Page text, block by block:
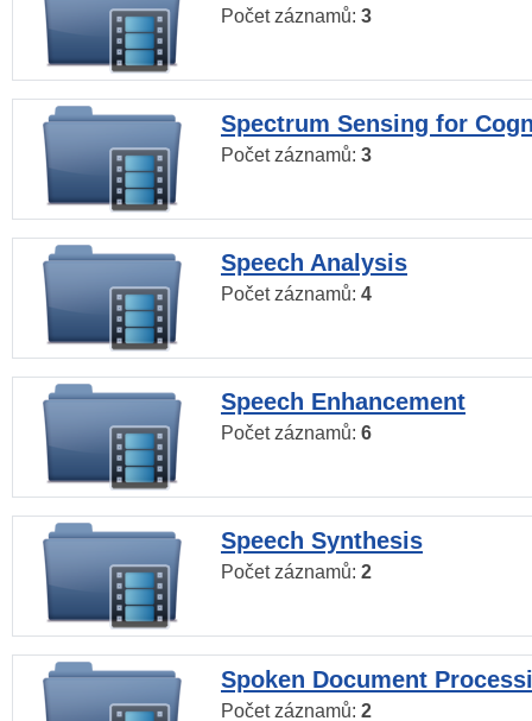
Počet záznamů: 3
Spectrum Sensing for
Počet záznamů: 3
Speech Analysis
Počet záznamů: 4
Speech Enhancement
Počet záznamů: 6
Speech Synthesis
Počet záznamů: 2
Spoken Document
Počet záznamů: 2